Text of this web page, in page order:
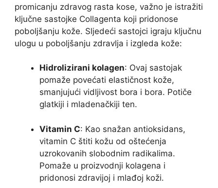
promicanju zdravog rasta kose, važno je istražiti
ključne sastojke Collagenta koji pridonose
poboljšanju kože. Sljedeći sastojci igraju ključnu
ulogu u poboljšanju zdravlja i izgleda kože:
Hidrolizirani kolagen: Ovaj sastojak
pomaže povećati elastičnost kože,
smanjujući vidljivost bora i bora. Potiče
glatkiji i mladenačkiji ten.
Vitamin C: Kao snažan antioksidans,
vitamin C štiti kožu od oštećenja
uzrokovanih slobodnim radikalima.
Pomaže u proizvodnji kolagena i
pridonosi zdravijoj i mlađoj koži.